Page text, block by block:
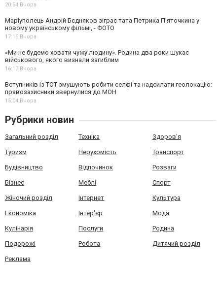
20:54,Вчора
Маріуполець Андрій Бєдняков зіграє тата Петрика П’яточкина у
новому українському фільмі, - ФОТО
17:15,Вчора
«Ми не будемо ховати чужу людину». Родина два роки шукає
військового, якого визнали загиблим
16:17,Вчора
Вступників із ТОТ змушують робити селфі та надсилати геолокацію:
правозахисники звернулися до МОН
15:04,Вчора
Рубрики новин
Загальний розділ Техніка Здоров'я
Туризм Нерухомість Транспорт
Будівництво Відпочинок Розваги
Бізнес Меблі Спорт
Жіночий розділ Інтернет Культура
Економіка Інтер'єр Мода
Кулінарія Послуги Родина
Подорожі Робота Дитячий розділ
Реклама